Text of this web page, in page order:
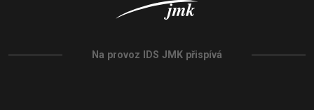
Na provoz IDS JMK přispívá